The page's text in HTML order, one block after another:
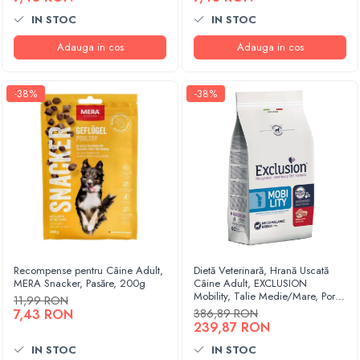
IN STOC
Adauga in cos
IN STOC
Adauga in cos
-38%
Recompense pentru Câine Adult,
MERA Snacker, Pasăre, 200g
11,99 RON
7,43 RON
IN STOC
-38%
Dietă Veterinară, Hrană Uscată
Câine Adult, EXCLUSION
Mobility, Talie Medie/Mare, Porc
și Orez, 12kg
386,89 RON
239,87 RON
IN STOC